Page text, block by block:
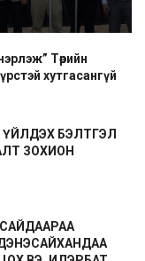
Төрийн
хутгасангүй
БЭЛТГЭЛ
ЗОХИОН